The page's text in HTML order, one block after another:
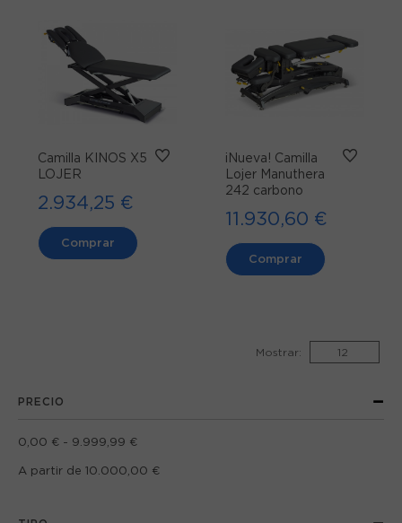
Camilla KINOS X5
LOJER
2.934,25 €
Comprar
¡Nueva! Camilla
Lojer Manuthera
242 carbono
11.930,60 €
Comprar
Mostrar:
PRECIO
0,00 € - 9.999,99 €
A partir de 10.000,00 €